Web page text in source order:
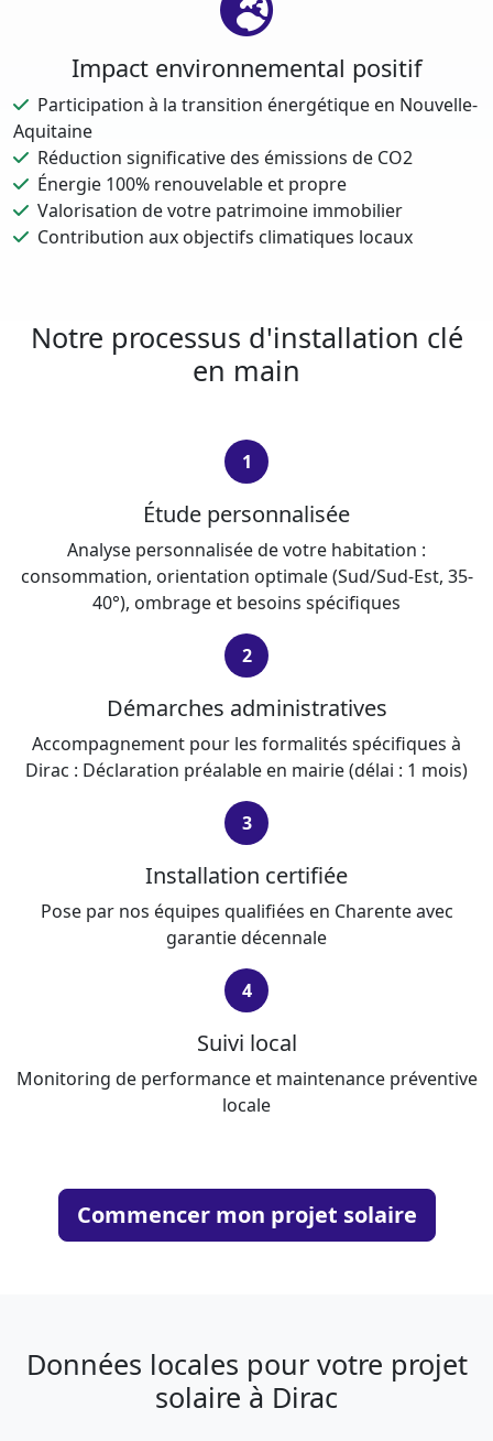
Impact environnemental positif
Participation à la transition énergétique en Nouvelle-
Aquitaine
Réduction significative des émissions de CO2
Énergie 100% renouvelable et propre
Valorisation de votre patrimoine immobilier
Contribution aux objectifs climatiques locaux
Notre processus d'installation clé
en main
1
Étude personnalisée
Analyse personnalisée de votre habitation :
consommation, orientation optimale (Sud/Sud-Est, 35-
40°), ombrage et besoins spécifiques
2
Démarches administratives
Accompagnement pour les formalités spécifiques à
Dirac : Déclaration préalable en mairie (délai : 1 mois)
3
Installation certifiée
Pose par nos équipes qualifiées en Charente avec
garantie décennale
4
Suivi local
Monitoring de performance et maintenance préventive
locale
Commencer mon projet solaire
Données locales pour votre projet
solaire à Dirac